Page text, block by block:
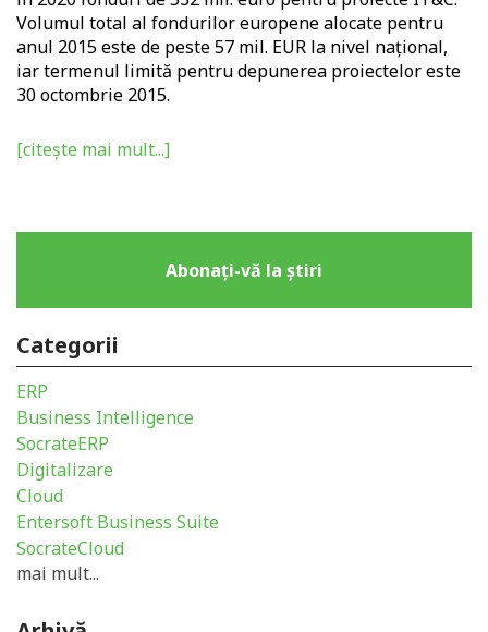
Volumul total al fondurilor europene alocate pentru
anul 2015 este de peste 57 mil. EUR la nivel național,
iar termenul limită pentru depunerea proiectelor este
30 octombrie 2015.
[citește mai mult...]
Abonați-vă la știri
Categorii
ERP
Business Intelligence
SocrateERP
Digitalizare
Cloud
Entersoft Business Suite
SocrateCloud
mai mult...